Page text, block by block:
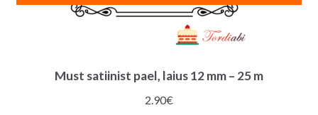
Must satiinist pael, laius 12 mm – 25 m
2.90€